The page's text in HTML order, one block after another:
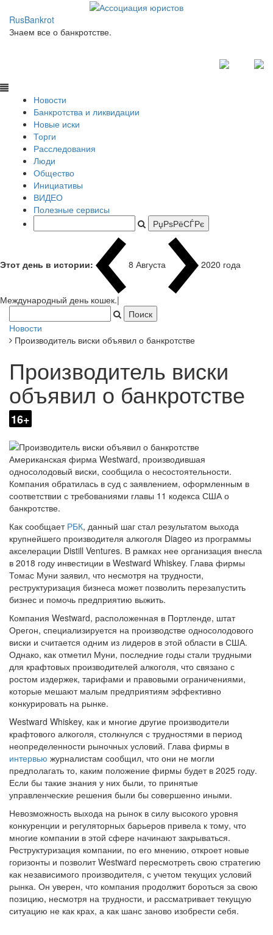
RusBankrot
Знаем все о банкротстве.
Новости
Банкротства и ликвидации
Новые иски
Торги
Расследования
Люди
Общество
Инициативы
ВИДЕО
Полезные сервисы
Этот день в истории: 8 Августа 2|
Производитель виски объявил о банкротстве
Производитель виски
объявил о банкротстве
16+
Американская фирма Westward, производившая
односолодовый виски, сообщила о несостоятельности.
Компания обратилась в суд с заявлением, оформленным в
соответствии с требованиями главы 11 кодекса США о
банкротстве.
Как сообщает
крупнейшего производителя алкоголя Diageo из программы
акселерации Distill Ventures. В рамках нее организация внесла
в 2018 году инвестиции в Westward Whiskey. Глава фирмы
Томас Муни заявил, что несмотря на трудности,
реструктуризация бизнеса может позволить перезапустить
бизнес и помочь предприятию выжить.
Компания Westward, расположенная в Портленде, штат
Орегон, специализируется на производстве односолодового
виски и считается одним из лидеров в этой области в США.
Однако, как отметил Муни, последние годы стали трудными
для крафтовых производителей алкоголя, что связано с
ростом издержек, тарифами и правовыми ограничениями,
которые мешают малым предприятиям эффективно
конкурировать на рынке.
Westward Whiskey, как и многие другие производители
крафтового алкоголя, столкнулся с трудностями в период
неопределенности рыночных условий. Глава фирмы в
интервьюжурналистам сообщил, что они не могли
предполагать то, каким положение фирмы будет в 2025 году.
Если бы такие знания у них были, то принятые
управленческие решения были бы совершенно иными.
Невозможность выхода на рынок в силу высокого уровня
конкуренции и регуляторных барьеров привела к тому, что
многие компании в этой сфере начинают закрываться.
Реструктуризация компании, по его мнению, откроет новые
горизонты и позволит Westward пересмотреть свою стратегию
как независимого производителя, с учетом текущих условий
рынка. Он уверен, что компания продолжит бороться за свою
позицию, несмотря на трудности, и рассматривает текущую
ситуацию не как крах, а как шанс заново изобрести себя.